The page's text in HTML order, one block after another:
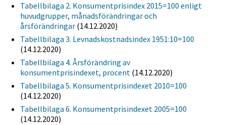
Tabellbilaga 2. Konsumentprisindex 2015=100 enligt
huvudgrupper, månadsförändringar och
årsförändringar (14.12.2020)
Tabellbilaga 3. Levnadskostnadsindex 1951:10=100
(14.12.2020)
Tabellbilaga 4. Årsförändring av
konsumentprisindexet, procent (14.12.2020)
Tabellbilaga 5. Konsumentprisindexet 2010=100
(14.12.2020)
Tabellbilaga 6. Konsumentprisindexet 2005=100
(14.12.2020)